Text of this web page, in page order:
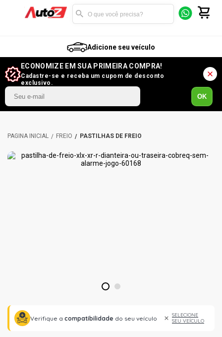
Adicione seu veículo
ECONOMIZE EM SUA PRIMEIRA COMPRA!
Cadastre-se e receba um cupom de desconto
exclusivo.
OK
FREIO PASTILHAS DE FREIO
1 2
Verifique a compatibilidade do seu veículo
SELECIONE
SEU VEÍCULO